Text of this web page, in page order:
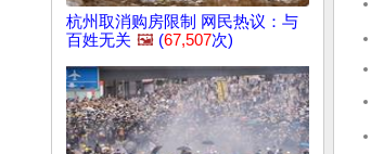
杭州取消购房限制 网民热议：与
百姓无关 🖼️ (67,507次)